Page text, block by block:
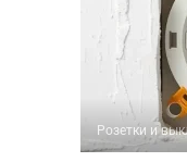
Розетки и